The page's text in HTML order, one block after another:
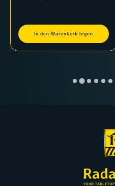
In den Warenkorb legen